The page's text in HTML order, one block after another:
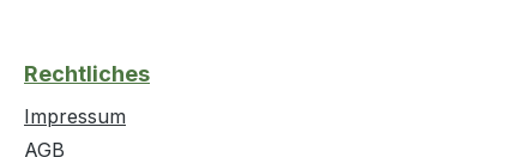
Rechtliches
Impressum
AGB